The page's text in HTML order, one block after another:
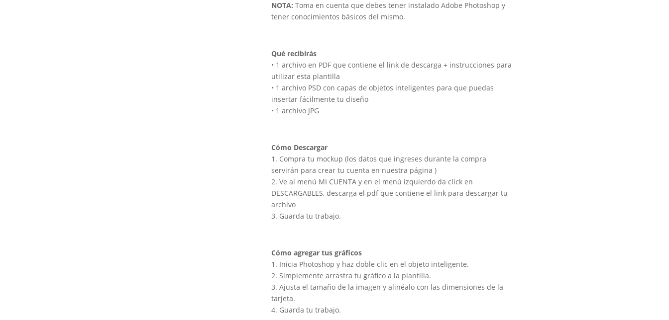
NOTA: Toma en cuenta que debes tener instalado Adobe Photoshop y
tener conocimientos básicos del mismo.
Qué recibirás
• 1 archivo en PDF que contiene el link de descarga + instrucciones para
utilizar esta plantilla
• 1 archivo PSD con capas de objetos inteligentes para que puedas
insertar fácilmente tu diseño
• 1 archivo JPG
Cómo Descargar
1. Compra tu mockup (los datos que ingreses durante la compra
servirán para crear tu cuenta en nuestra página )
2. Ve al menú MI CUENTA y en el menú izquierdo da click en
DESCARGABLES, descarga el pdf que contiene el link para descargar tu
archivo
3. Guarda tu trabajo.
Cómo agregar tus gráficos
1. Inicia Photoshop y haz doble clic en el objeto inteligente.
2. Simplemente arrastra tu gráfico a la plantilla.
3. Ajusta el tamaño de la imagen y alinéalo con las dimensiones de la
tarjeta.
4. Guarda tu trabajo.